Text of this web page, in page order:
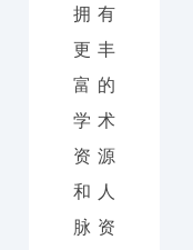
拥有
更丰
富的
学术
资源
和人
脉资